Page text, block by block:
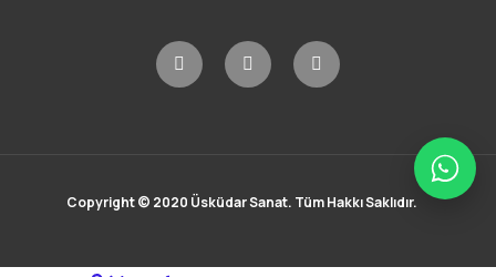
Copyright © 2020 Üsküdar Sanat. Tüm Hakkı Saklıdır.